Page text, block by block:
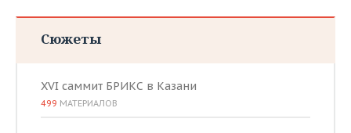
Сюжеты
XVI саммит БРИКС в Казани
499 МАТЕРИАЛОВ